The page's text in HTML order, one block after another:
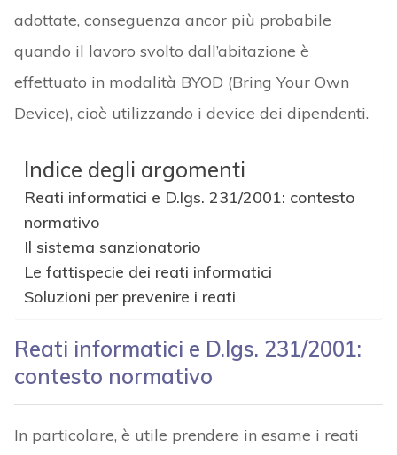
adottate, conseguenza ancor più probabile
quando il lavoro svolto dall’abitazione è
effettuato in modalità BYOD (Bring Your Own
Device), cioè utilizzando i device dei dipendenti.
Indice degli argomenti
Reati informatici e D.lgs. 231/2001: contesto
normativo
Il sistema sanzionatorio
Le fattispecie dei reati informatici
Soluzioni per prevenire i reati
Reati informatici e D.lgs. 231/2001:
contesto normativo
In particolare, è utile prendere in esame i reati